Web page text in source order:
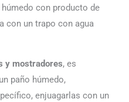
con producto de
con un trapo con agua
y mostradores, es
paño húmedo,
enjuagarlas con un